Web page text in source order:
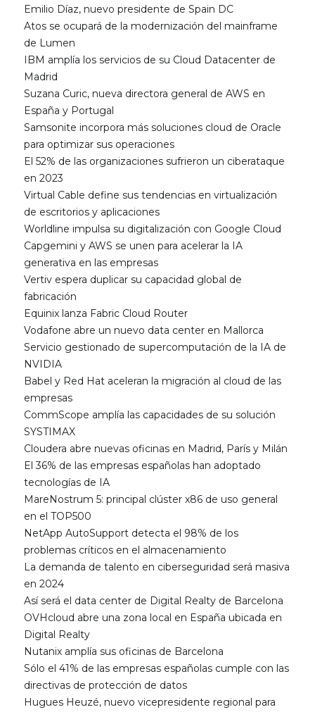
Emilio Díaz, nuevo presidente de Spain DC
Atos se ocupará de la modernización del mainframe
de Lumen
IBM amplía los servicios de su Cloud Datacenter de
Madrid
Suzana Curic, nueva directora general de AWS en
España y Portugal
Samsonite incorpora más soluciones cloud de Oracle
para optimizar sus operaciones
El 52% de las organizaciones sufrieron un ciberataque
en 2023
Virtual Cable define sus tendencias en virtualización
de escritorios y aplicaciones
Worldline impulsa su digitalización con Google Cloud
Capgemini y AWS se unen para acelerar la IA
generativa en las empresas
Vertiv espera duplicar su capacidad global de
fabricación
Equinix lanza Fabric Cloud Router
Vodafone abre un nuevo data center en Mallorca
Servicio gestionado de supercomputación de la IA de
NVIDIA
Babel y Red Hat aceleran la migración al cloud de las
empresas
CommScope amplía las capacidades de su solución
SYSTIMAX
Cloudera abre nuevas oficinas en Madrid, París y Milán
El 36% de las empresas españolas han adoptado
tecnologías de IA
MareNostrum 5: principal clúster x86 de uso general
en el TOP500
NetApp AutoSupport detecta el 98% de los
problemas críticos en el almacenamiento
La demanda de talento en ciberseguridad será masiva
en 2024
Así será el data center de Digital Realty de Barcelona
OVHcloud abre una zona local en España ubicada en
Digital Realty
Nutanix amplía sus oficinas de Barcelona
Sólo el 41% de las empresas españolas cumple con las
directivas de protección de datos
Hugues Heuzé, nuevo vicepresidente regional para